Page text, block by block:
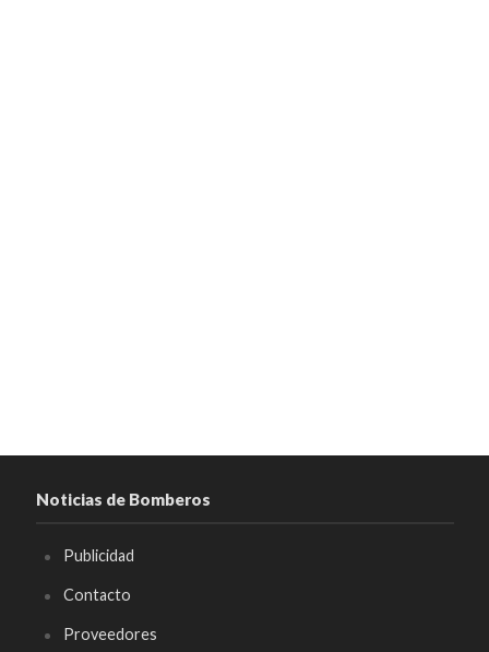
Noticias de Bomberos
Publicidad
Contacto
Proveedores